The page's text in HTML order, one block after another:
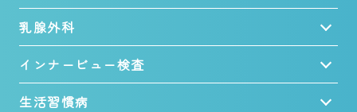
乳腺外科
インナービュー検査
生活習慣病